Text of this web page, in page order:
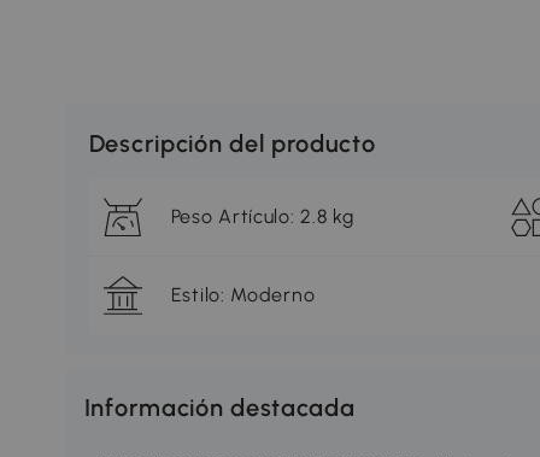
Descripción del producto
Peso Artículo: 2.8 kg
Estilo: Moderno
Información destacada